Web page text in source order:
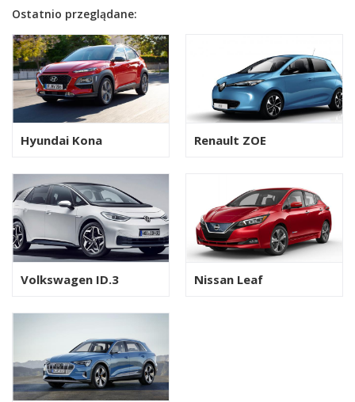
Ostatnio przeglądane:
Hyundai Kona Renault ZOE
Volkswagen ID.3 Nissan Leaf